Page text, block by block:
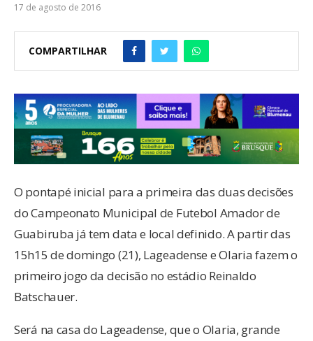
17 de agosto de 2016
COMPARTILHAR
O pontapé inicial para a primeira das duas decisões
do Campeonato Municipal de Futebol Amador de
Guabiruba já tem data e local definido. A partir das
15h15 de domingo (21), Lageadense e Olaria fazem o
primeiro jogo da decisão no estádio Reinaldo
Batschauer.
Será na casa do Lageadense, que o Olaria, grande